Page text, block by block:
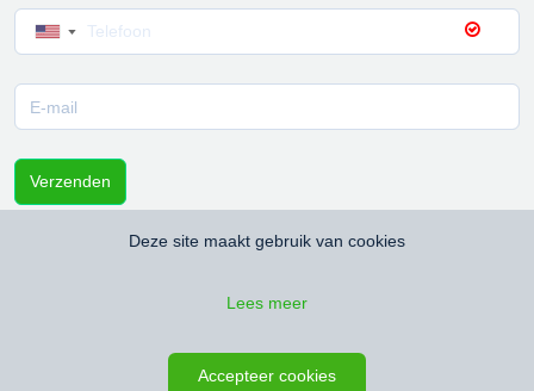
▼
Verzenden
Deze site maakt gebruik van cookies
Lees meer
Accepteer cookies